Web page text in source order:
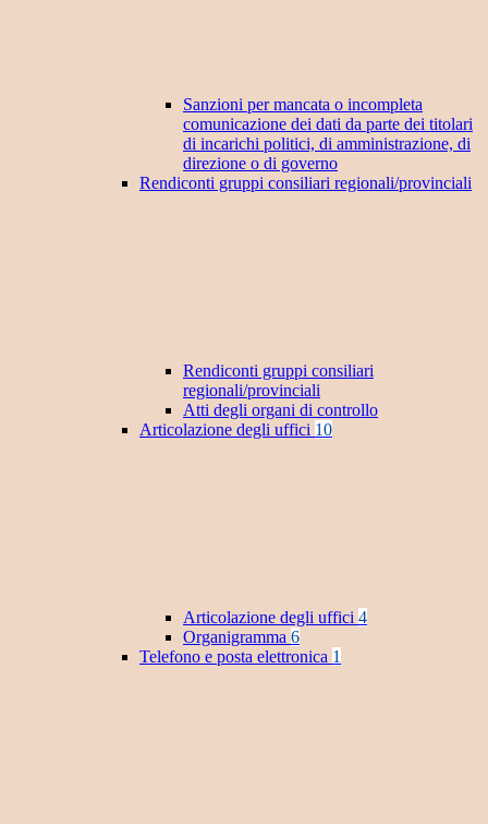
Sanzioni per mancata o incompleta
comunicazione dei dati da parte dei titolari
di incarichi politici, di amministrazione, di
direzione o di governo
Rendiconti gruppi consiliari regionali/provinciali
Rendiconti gruppi consiliari
regionali/provinciali
Atti degli organi di controllo
Articolazione degli uffici 10
Articolazione degli uffici 4
Organigramma 6
Telefono e posta elettronica 1